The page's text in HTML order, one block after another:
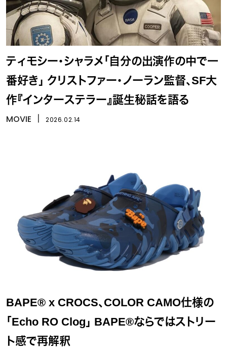
ティモシー・シャラメ「自分の出演作の中で一
番好き」 クリストファー・ノーラン監督、SF大
作『インターステラー』誕生秘話を語る
MOVIE 2026.02.14
BAPE® x CROCS、COLOR CAMO仕様の
「Echo RO Clog」 BAPE®ならではストリー
ト感で再解釈